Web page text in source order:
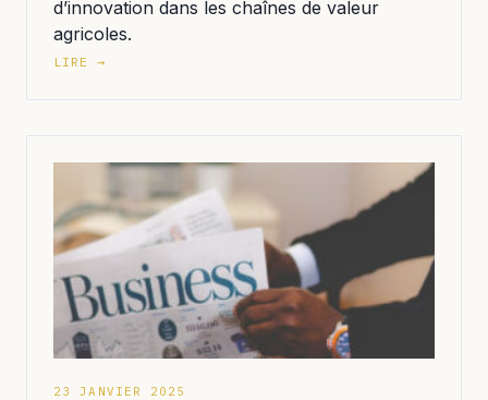
d’innovation dans les chaînes de valeur
agricoles.
LIRE →
23 JANVIER 2025